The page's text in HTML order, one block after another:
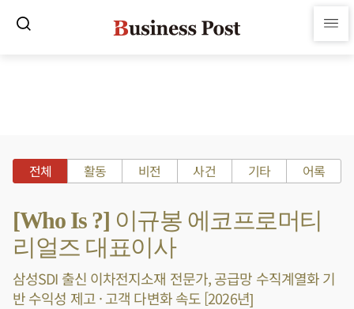
전체 활동 비전 사건 기타 어록
[Who Is ?] 이규봉 에코프로머티
리얼즈 대표이사
삼성SDI 출신 이차전지소재 전문가, 공급망 수직계열화 기
반 수익성 제고 · 고객 다변화 속도 [2026년]